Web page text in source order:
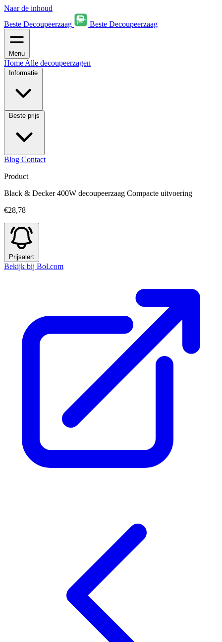
Naar de inhoud
Beste Decoupeerzaag
Beste Decoupeerzaag
Menu
Home Alle decoupeerzagen
Informatie
Beste prijs
Blog Contact
Product
Black & Decker 400W decoupeerzaag Compacte uitvoering
€28,78
Prijsalert
Bekijk bij Bol.com